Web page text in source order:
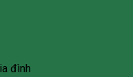
đình